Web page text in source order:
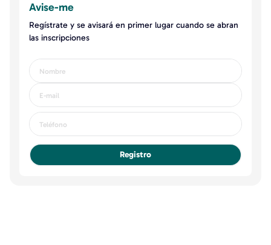
Avise-me
Regístrate y se avisará en primer lugar cuando se abran
las inscripciones
Registro